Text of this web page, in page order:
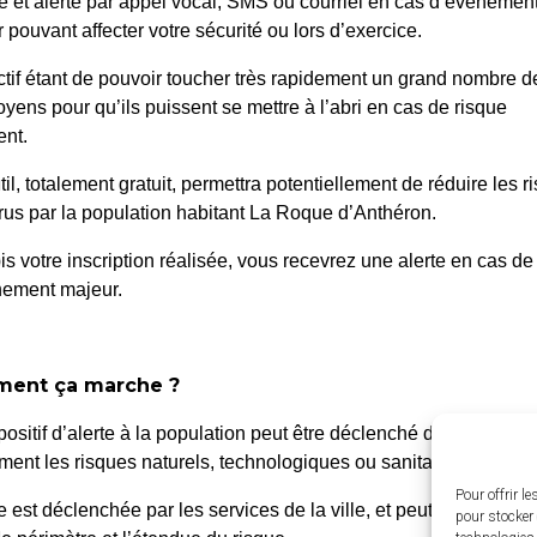
Pour offrir
pour
d’Anthéron
La Roque d’Anthéron
de 8h30
Le
de 8h30
pouvant affecter votre sécurité ou lors d’exercice.
étant de pouvoir toucher très rapidement un grand nombre
pour qu’ils puissent se mettre à l’abri en cas de risque
totalement gratuit, permettra potentiellement de réduire les
par la population habitant La Roque d’Anthéron.
votre inscription réalisée, vous recevrez une alerte en cas de
majeur.
ça marche ?
d’alerte à la population peut être déclenché dans
les risques naturels, technologiques ou sanitaires.
est déclenchée par les services de la ville, et peut être